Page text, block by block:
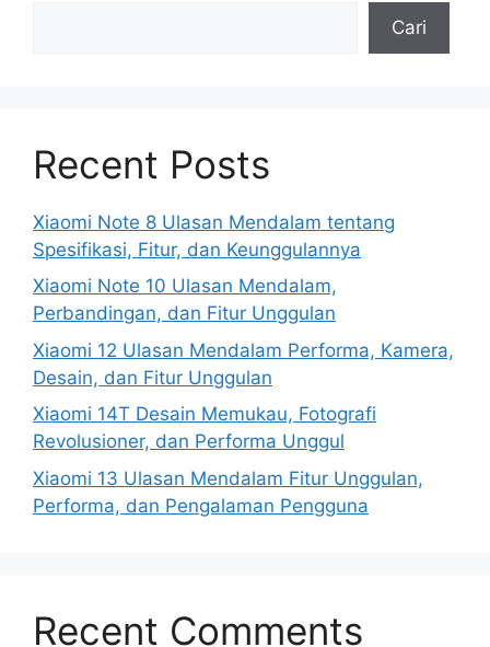
Cari
Recent Posts
Xiaomi Note 8 Ulasan Mendalam tentang
Spesifikasi, Fitur, dan Keunggulannya
Xiaomi Note 10 Ulasan Mendalam,
Perbandingan, dan Fitur Unggulan
Xiaomi 12 Ulasan Mendalam Performa, Kamera,
Desain, dan Fitur Unggulan
Xiaomi 14T Desain Memukau, Fotografi
Revolusioner, dan Performa Unggul
Xiaomi 13 Ulasan Mendalam Fitur Unggulan,
Performa, dan Pengalaman Pengguna
Recent Comments